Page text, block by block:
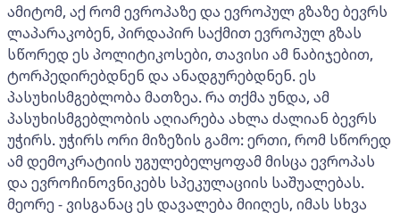
ამიტომ, აქ რომ ევროპაზე და ევროპულ გზაზე ბევრს
ლაპარაკობენ, პირდაპირ საქმით ევროპულ გზას
სწორედ ეს პოლიტიკოსები, თავისი ამ ნაბიჯებით,
ტორპედირებდნენ და ანადგურებდნენ. ეს
პასუხისმგებლობა მათზეა. რა თქმა უნდა, ამ
პასუხისმგებლობის აღიარება ახლა ძალიან ბევრს
უჭირს. უჭირს ორი მიზეზის გამო: ერთი, რომ სწორედ
ამ დემოკრატიის უგულებელყოფამ მისცა ევროპას
და ევროჩინოვნიკებს სპეკულაციის საშუალებას.
მეორე - ვისგანაც ეს დავალება მიიღეს, იმას სხვა